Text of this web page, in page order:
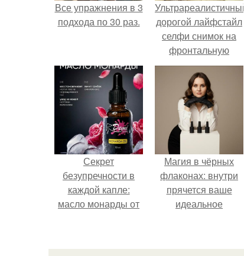
Все упражнения в 3
подхода по 30 раз.
Ультрареалистичный
дорогой лайфстайл
селфи снимок на
фронтальную
камеру.
Секрет
безупречности в
каждой капле:
масло монарды от
Магия в чёрных
флаконах: внутри
прячется ваше
идеальное